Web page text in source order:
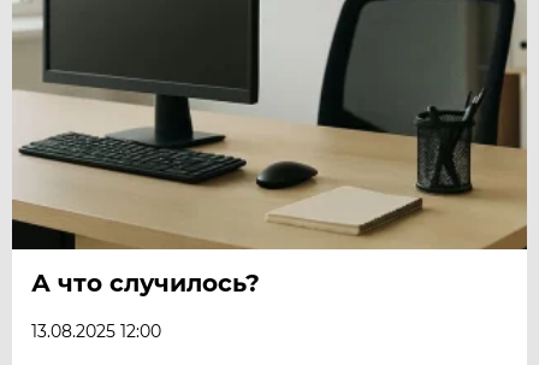
А что случилось?
13.08.2025 12:00